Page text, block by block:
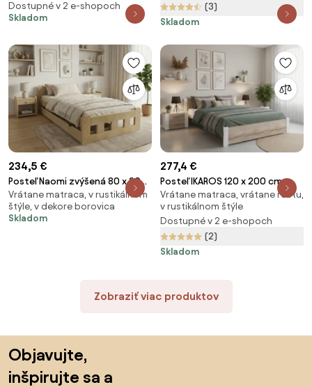
Dostupné v 2 e-shopoch
Skladom
(3)
Skladom
234,5 €
Posteľ Naomi zvýšená 80 x 200
cm, borovica Rošt: S latkovým
roštom, Matrac: Matrac
SOMMERA 18 cm
Vrátane matraca, v rustikálnom
štýle, v dekore borovica
Skladom
277,4 €
Posteľ IKAROS 120 x 200 cm,
biela/dub sonoma Rošt: S
lamelovým roštom, Matrac:
Matrac SOMMERA 18 cm
Vrátane matraca, vrátane roštu,
v rustikálnom štýle
Dostupné v 2 e-shopoch
(2)
Skladom
Zobraziť viac produktov
Objavujte,
inšpirujte sa a